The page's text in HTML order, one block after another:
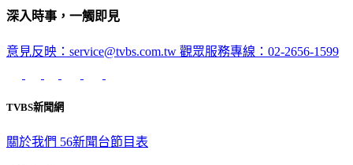
深入時事，一觸即見
意見反映：service@tvbs.com.tw 觀眾服務專線：02-2656-1599
TVBS新聞網
關於我們 56新聞台節目表